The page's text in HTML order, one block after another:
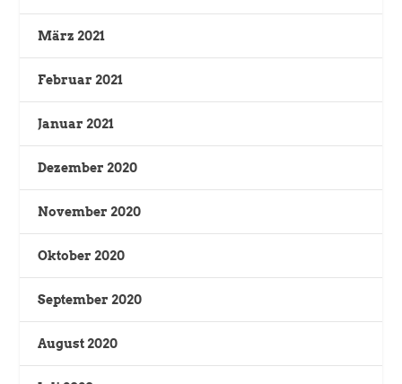
März 2021
Februar 2021
Januar 2021
Dezember 2020
November 2020
Oktober 2020
September 2020
August 2020